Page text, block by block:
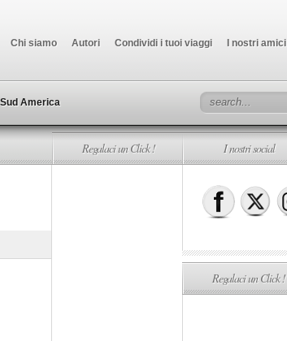
Chi siamo Autori Condividi i tuoi viaggi I nostri amici
Sud America
Regalaci un Click ! I nostri social
Regalaci un Click !